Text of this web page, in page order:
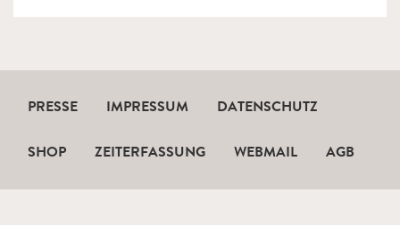
PRESSE IMPRESSUM DATENSCHUTZ
SHOP ZEITERFASSUNG WEBMAIL AGB